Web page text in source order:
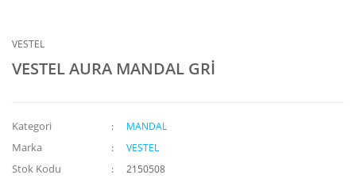
VESTEL
VESTEL AURA MANDAL GRİ
Kategori MANDAL
Marka VESTEL
Stok Kodu 2150508